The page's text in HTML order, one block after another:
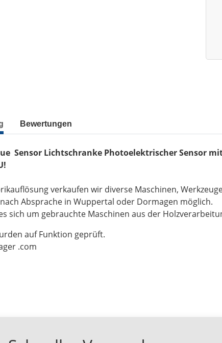
Bewertungen
Sensor Lichtschranke Photoelektrischer Sensor
verkaufen wir diverse Maschinen,
Absprache in Wuppertal oder Dormagen möglich.
sich um gebrauchte Maschinen aus der
auf Funktion geprüft.
.com